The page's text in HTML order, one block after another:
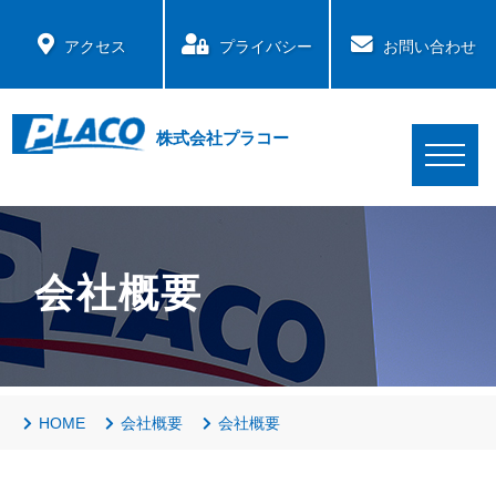
アクセス プライバシー お問い合わせ
株式会社プラコー
会社概要
HOME 会社概要 会社概要